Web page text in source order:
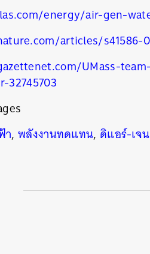
energy/air-gen-
articles/s41586-
UMass-
า,พลังงานทดแทน, ดิแอร์-เจน
SHARE TWEET